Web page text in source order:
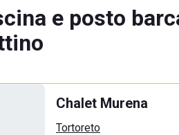
e posto
Chalet Murena
Tortoreto